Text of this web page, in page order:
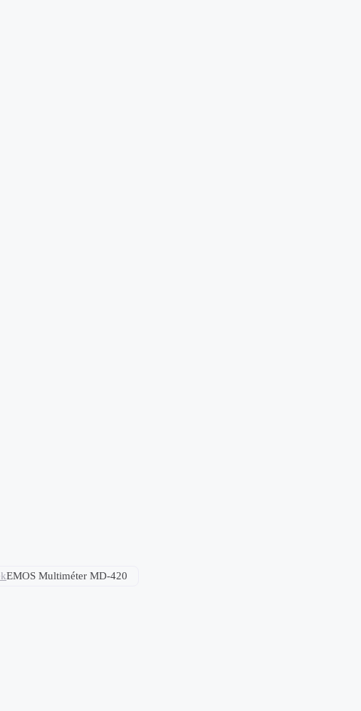
EMOS Multiméter MD-420